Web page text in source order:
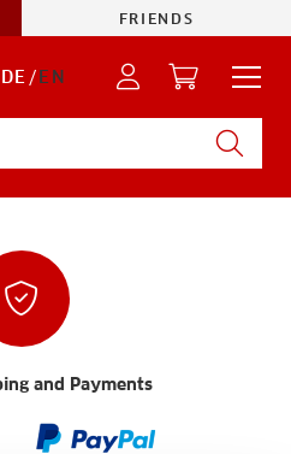
FRIENDS
DE/EN
and Payments